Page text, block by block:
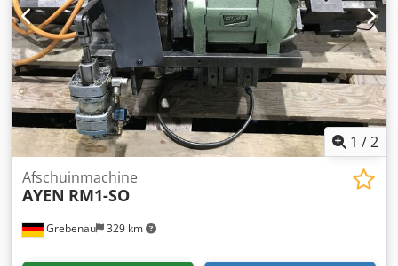
1 /2
Grebenau 329 km
Afschuinmachine
AYEN RM1-SO